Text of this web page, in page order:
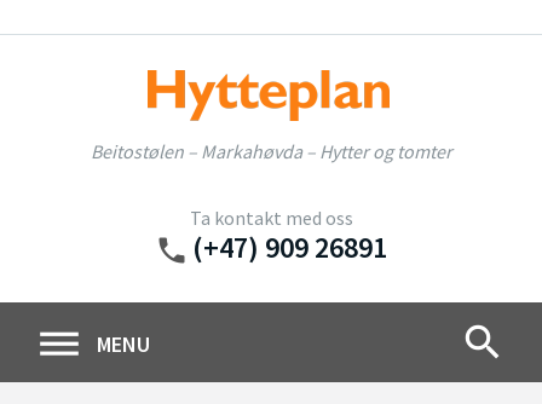
to
Beitostølen – Markahøvda – Hytter og tomter
Ta kontakt med oss
phone (+47) 909 26891
MENU search